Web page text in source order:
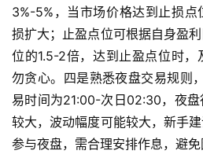
3%-5%，当市场价格达到止损
损扩大；止盈点位可根据自身盈
位的1.5-2倍，达到止盈点位时
勿贪心。四是熟悉夜盘交易规则
易时间为21:00-次日02:30，夜
较大，波动幅度可能较大，新手
参与夜盘，需合理安排作息，避免